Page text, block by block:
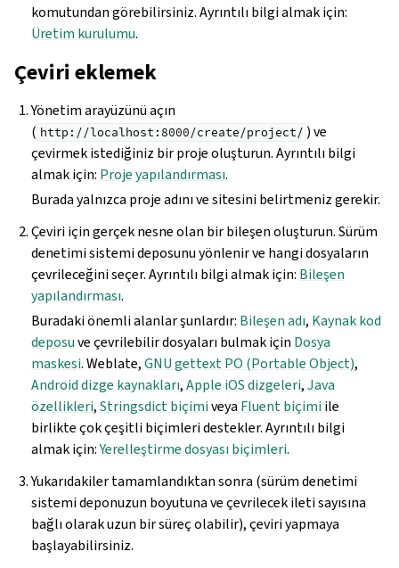
komutundan görebilirsiniz. Ayrıntılı bilgi almak için:
Üretim kurulumu.
Çeviri eklemek
Yönetim arayüzünü açın
( http://localhost:8000/create/project/ ) ve
çevirmek istediğiniz bir proje oluşturun. Ayrıntılı bilgi
almak için: Proje yapılandırması.
Burada yalnızca proje adını ve sitesini belirtmeniz gerekir.
Çeviri için gerçek nesne olan bir bileşen oluşturun. Sürüm
denetimi sistemi deposunu yönlenir ve hangi dosyaların
çevrileceğini seçer. Ayrıntılı bilgi almak için: Bileşen
yapılandırması.
Buradaki önemli alanlar şunlardır: Bileşen adı, Kaynak kod
deposuve çevrilebilir dosyaları bulmak için Dosya
maskesi. Weblate,GNU gettext PO (Portable Object),
Android dizge kaynakları,Apple iOS dizgeleri,Java
özellikleri,Stringsdict biçimiveya Fluent biçimi ile
birlikte çok çeşitli biçimleri destekler. Ayrıntılı bilgi
almak için:Yerelleştirme dosyası biçimleri.
Yukarıdakiler tamamlandıktan sonra (sürüm denetimi
sistemi deponuzun boyutuna ve çevrilecek ileti sayısına
bağlı olarak uzun bir süreç olabilir), çeviri yapmaya
başlayabilirsiniz.